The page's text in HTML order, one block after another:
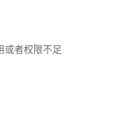
者权限不足